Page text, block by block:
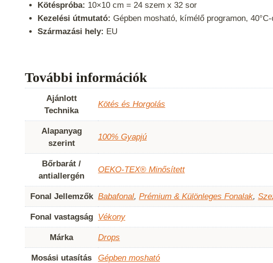
Kötéspróba: 10×10 cm = 24 szem x 32 sor
Kezelési útmutató: Gépben mosható, kímélő programon,
Származási hely: EU
További információk
Ajánlott
Technika
Kötés és Horgolás
Alapanyag
szerint
100% Gyapjú
Bőrbarát /
antiallergén
OEKO-TEX® Minősített
Fonal Jellemzők Babafonal, Prémium & Különleges Fonalak,
Fonal vastagság Vékony
Márka Drops
Mosási utasítás Gépben mosható